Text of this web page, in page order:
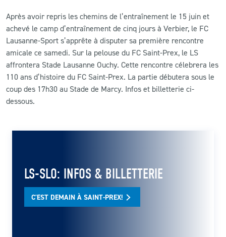
Après avoir repris les chemins de l’entraînement le 15 juin et
achevé le camp d’entraînement de cinq jours à Verbier, le FC
Lausanne-Sport s’apprête à disputer sa première rencontre
amicale ce samedi. Sur la pelouse du FC Saint-Prex, le LS
affrontera Stade Lausanne Ouchy. Cette rencontre célebrera les
110 ans d’histoire du FC Saint-Prex. La partie débutera sous le
coup des 17h30 au Stade de Marcy. Infos et billetterie ci-
dessous.
LS-SLO: INFOS & BILLETTERIE
C'EST DEMAIN À SAINT-PREX!